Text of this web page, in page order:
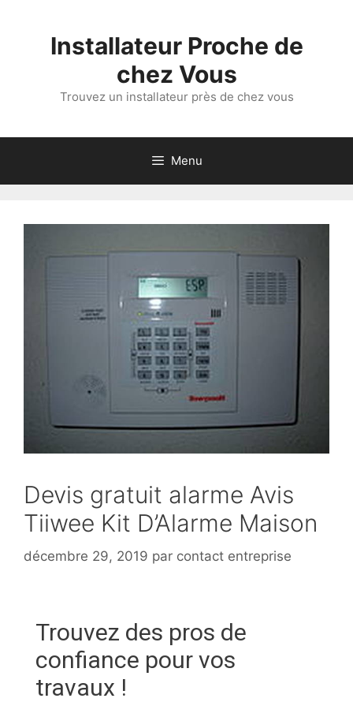
Installateur Proche de
chez Vous
Trouvez un installateur près de chez vous
Menu
Devis gratuit alarme Avis
Tiiwee Kit D’Alarme Maison
décembre 29, 2019 par contact entreprise
Trouvez des pros de
confiance pour vos
travaux !